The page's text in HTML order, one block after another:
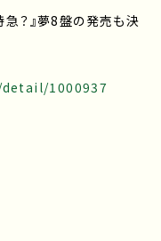
？』夢8盤の発売も決
1000937